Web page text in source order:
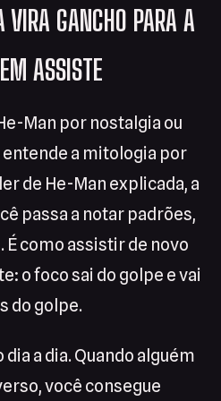
GANCHO PARA A
ASSISTE
Man por nostalgia ou
entende a mitologia por
de He-Man explicada, a
passa a notar padrões,
como assistir de novo
o foco sai do golpe e vai
do golpe.
a dia. Quando alguém
você consegue